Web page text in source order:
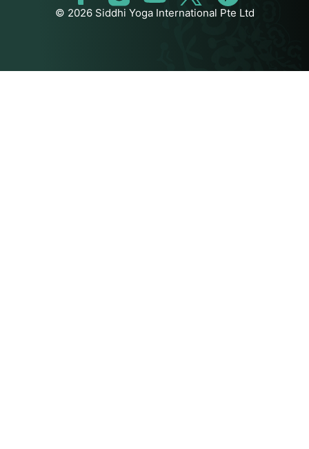
© 2026 Siddhi Yoga International Pte Ltd